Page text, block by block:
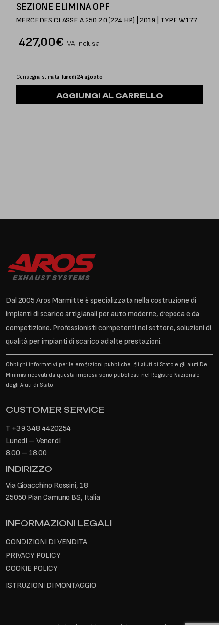
SEZIONE ELIMINA OPF
MERCEDES CLASSE A 250 2.0 (224 HP) | 2019 | TYPE W177
€
427,00 IVA inclusa
Consegna stimata: lunedì 24 agosto
AGGIUNGI AL CARRELLO
Dal 2005 Aros Marmitte è specializzata nella costruzione di
impianti di scarico artigianali per auto moderne, d’epoca e da
competizione. Professionisti competenti nel settore, soluzioni di
qualità per impianti di scarico ad alte prestazioni.
Obblighi informativi per le erogazioni pubbliche: gli aiuti di Stato e gli aiuti De
Minimis ricevuti da questa impresa sono pubblicati nel Registro Nazionale
degli Aiuti di Stato.
CUSTOMER SERVICE
T +39 348 4420254
Lunedì – Venerdì
8.00 – 18.00
INDIRIZZO
Via Gioacchino Rossini, 18
25050 Pian Camuno BS, Italia
INFORMAZIONI LEGALI
CONDIZIONI DI VENDITA
PRIVACY POLICY
COOKIE POLICY
ISTRUZIONI DI MONTAGGIO